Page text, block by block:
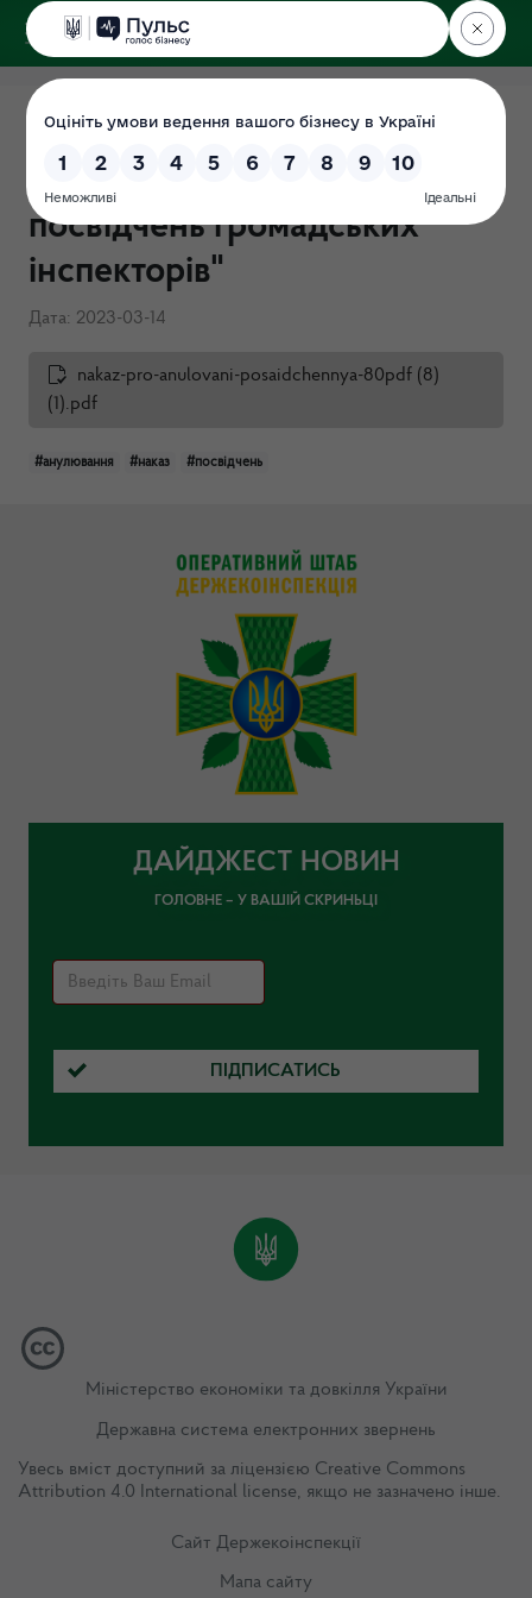
ДЕРЖЕКОІНСПЕКЦІЯ
Поліського округу
Наказ від 14.03.2023 №80-
ОД "Про анулювання
посвідчень громадських
інспекторів"
Дата: 2023-03-14
nakaz-pro-anulovani-posaidchennya-80pdf (8)
(1).pdf
#анулювання #наказ #посвідчень
ДАЙДЖЕСТ НОВИН
ГОЛОВНЕ – У ВАШІЙ СКРИНЬЦІ
ПІДПИСАТИСЬ
Міністерство економіки та довкілля України
Державна система електронних звернень
Увесь вміст доступний за ліцензією Creative Commons
Attribution 4.0 International license, якщо не зазначено інше.
Сайт Держекоінспекції
Мапа сайту